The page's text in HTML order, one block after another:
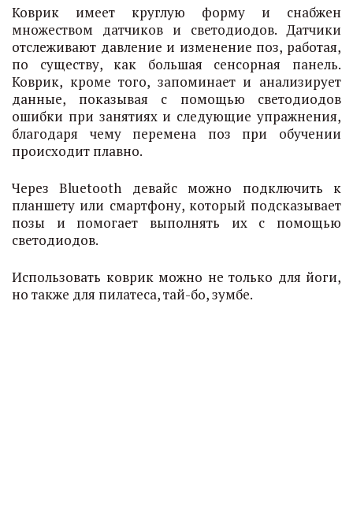
Коврик имеет круглую форму и снабжен
множеством датчиков и светодиодов. Датчики
отслеживают давление и изменение поз, работая,
по существу, как большая сенсорная панель.
Коврик, кроме того, запоминает и анализирует
данные, показывая с помощью светодиодов
ошибки при занятиях и следующие упражнения,
благодаря чему перемена поз при обучении
происходит плавно.
Через Bluetooth девайс можно подключить к
планшету или смартфону, который подсказывает
позы и помогает выполнять их с помощью
светодиодов.
Использовать коврик можно не только для йоги,
но также для пилатеса, тай-бо, зумбе.